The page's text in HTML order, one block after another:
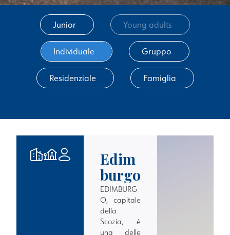
Junior Young adults
Individuale Gruppo
Residenziale Famiglia
Edim
burgo
EDIMBURG
O, capitale
della
Scozia, è
una delle